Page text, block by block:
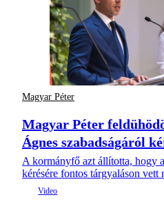
Magyar Péter
Magyar Péter
Ágnes szabadságáról
A kormányfő azt állította, hogy
kérésére fontos tárgyaláson vett